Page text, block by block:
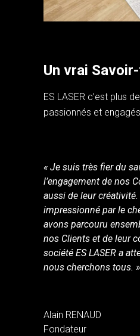
Un vrai
ES LASER c’est plus
passionnés et
« Je suis très fier du
l’engagement de nos
aussi de leur
impressionné par le
avons parcouru
nos Clients et de leur
société ES LASER a
nous cherchons tous. »
Alain RENAUD
Fondateur